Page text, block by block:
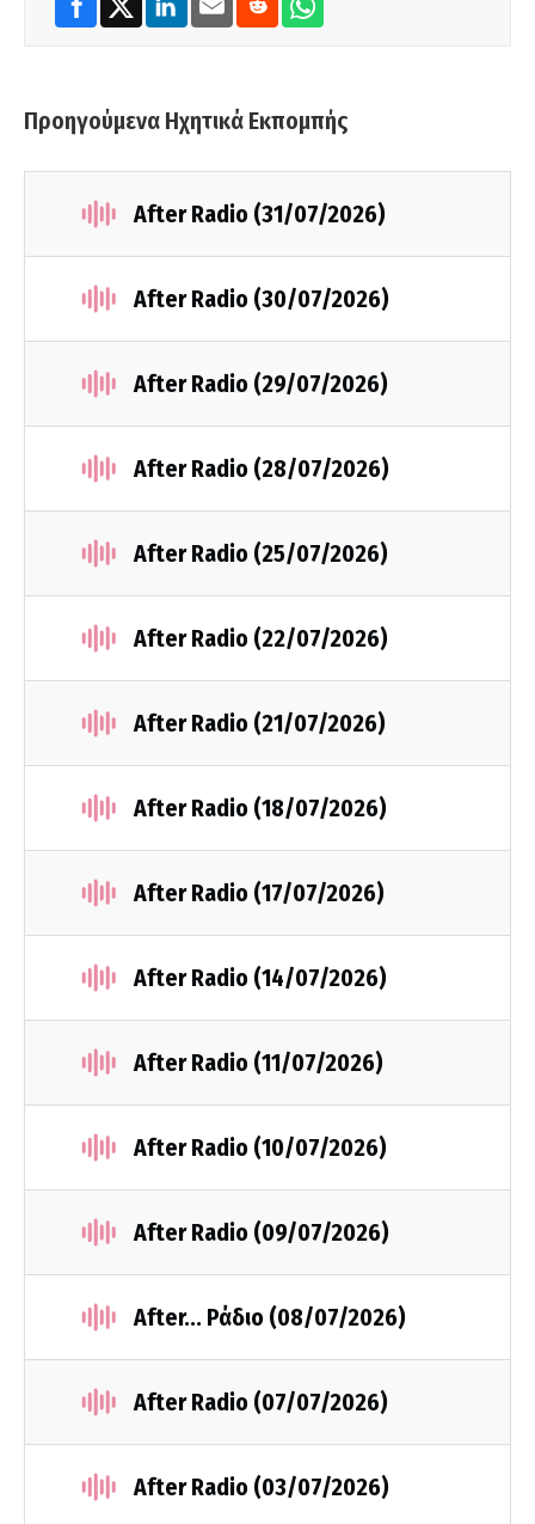
Προηγούμενα Ηχητικά Εκπομπής
After Radio (31/07/2026)
After Radio (30/07/2026)
After Radio (29/07/2026)
After Radio (28/07/2026)
After Radio (25/07/2026)
After Radio (22/07/2026)
After Radio (21/07/2026)
After Radio (18/07/2026)
After Radio (17/07/2026)
After Radio (14/07/2026)
After Radio (11/07/2026)
After Radio (10/07/2026)
After Radio (09/07/2026)
After... Ράδιο (08/07/2026)
After Radio (07/07/2026)
After Radio (03/07/2026)